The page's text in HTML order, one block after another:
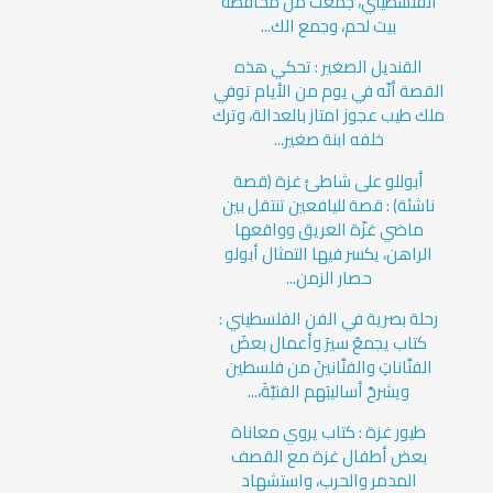
بيت لحم، وجمع الك...
القنديل الصغير : تحكي هذه
القصة أنّه في يوم من الأيام توفي
ملك طيب عجوز امتاز بالعدالة، وترك
خلفه ابنة صغير...
أبوللو على شاطئ غزة (قصة
ناشئة) : قصة لليافعين تنتقل بين
ماضي غزّة العريق وواقعها
الراهن، يكسر فيها التمثال أبولو
حصار الزمن...
رحلة بصرية في الفن الفلسطيني :
كتاب يجمعُ سيرَ وأعمال بعضَ
الفنَّاناتِ والفنَّانينَ من فلسطين
ويشرحُ أساليبَهم الفنيَّةَ،...
طيور غزة : كتاب يروي معاناة
بعض أطفال غزة مع القصف
المدمر والحرب، واستشهاد